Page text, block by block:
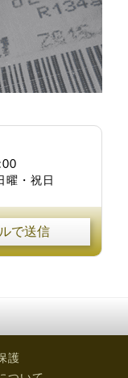
曜・祝日
で送信
護